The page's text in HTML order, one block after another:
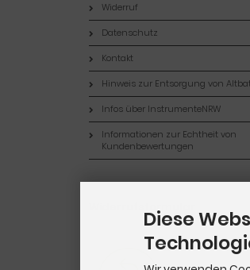
Widerruf
Datenschutz
Kontakt
Hinweis zur Entsorgung von
Infos über InstrumenteNRW
Informationen zur Echtheit von
Kundenbewertungen
Widerrufsformular
Diese